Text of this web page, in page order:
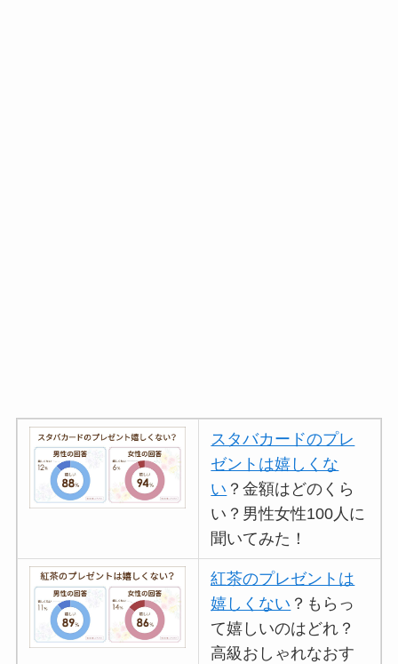
スタバカードのプレ
ゼントは嬉しくな
い ？金額はどのくら
い？男性女性100人に
聞いてみた！
紅茶のプレゼントは
嬉しくない ？もらっ
て嬉しいのはどれ？
高級おしゃれなおす